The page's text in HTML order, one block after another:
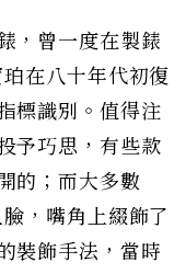
，曾一度在製錶
在八十年代初復
標識別。值得注
予巧思，有些款
的；而大多數
，嘴角上綴飾了
裝飾手法，當時